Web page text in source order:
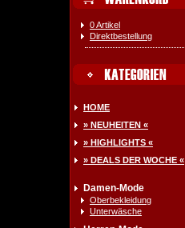
0 Artikel
Direktbestellung
HOME
» NEUHEITEN «
» HIGHLIGHTS «
» DEALS DER WOCHE «
Damen-Mode
Oberbekleidung
Unterwäsche